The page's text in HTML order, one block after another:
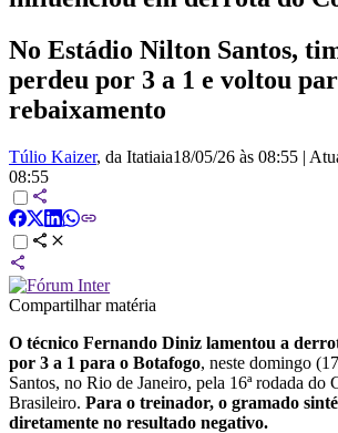
No Estádio Nilton Santos,
perdeu por 3 a 1 e voltou
rebaixamento
Túlio Kaizer, da Itatiaia18/05/26 às 08:55 |
08:55
Compartilhar matéria
O técnico Fernando Diniz lamentou a
por 3 a 1 para o Botafogo, neste domingo
Santos, no Rio de Janeiro, pela 16ª rodada do
Brasileiro. Para o treinador, o gramado
diretamente no resultado negativo.